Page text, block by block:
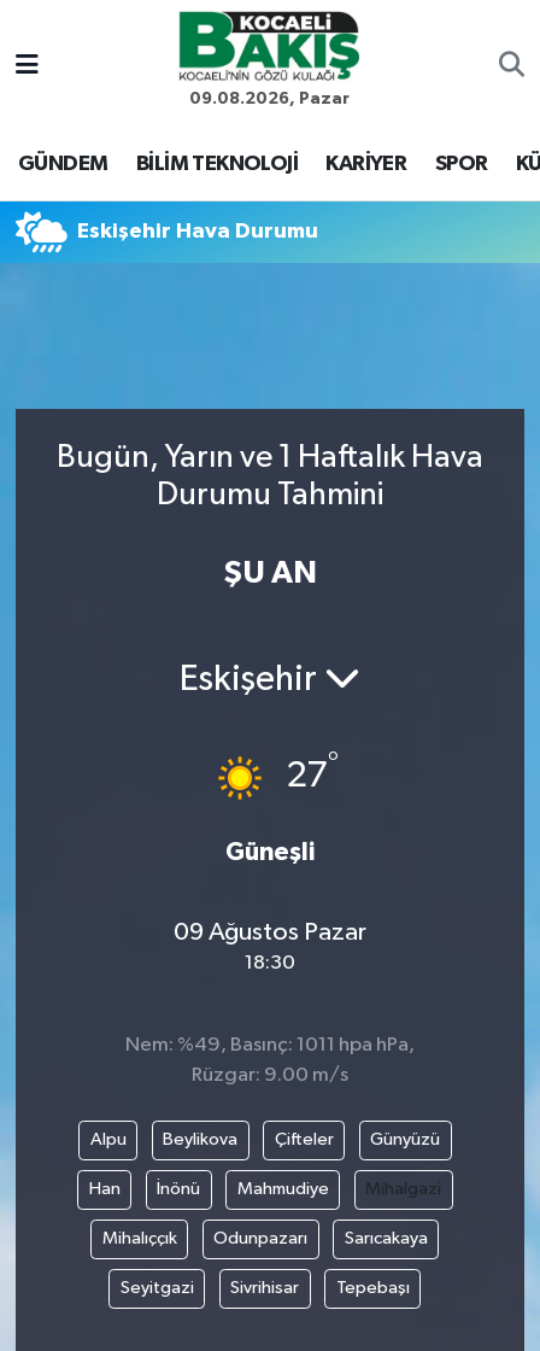
09.08.2026, Pazar
GÜNDEM BİLİM TEKNOLOJİ KARİYER SPOR
Eskişehir Hava Durumu
Bugün, Yarın ve 1 Haftalık Hava
Durumu Tahmini
ŞU AN
Eskişehir
27°
Güneşli
09 Ağustos Pazar
18:30
Nem: %49, Basınç: 1011 hpa hPa,
Rüzgar: 9.00 m/s
Alpu Beylikova Çifteler Günyüzü
Han İnönü Mahmudiye Mihalgazi
Mihalıççık Odunpazarı Sarıcakaya
Seyitgazi Sivrihisar Tepebaşı
Kocaeli Nöbetçi Eczaneler
Kocaeli Hava Durumu
Haber Arşivi